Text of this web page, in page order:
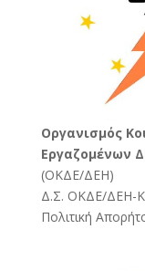
Oργανισμός
Εργαζομένων
(ΟΚΔΕ/ΔΕΗ)
Δ.Σ. ΟΚΔΕ/ΔΕΗ-
Πολιτική